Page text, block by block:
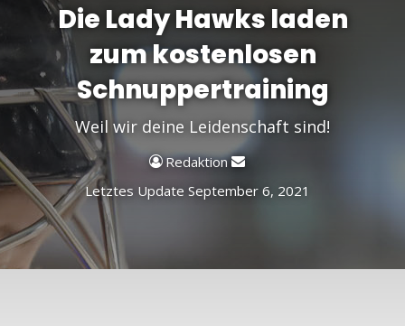
Die Lady Hawks laden
zum kostenlosen
Schnuppertraining
Weil wir deine Leidenschaft sind!
Redaktion
Sende
Letztes Update September 6, 2021